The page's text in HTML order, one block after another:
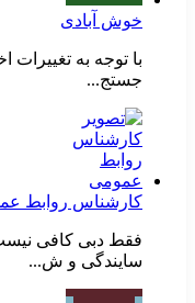
خوش آبادی
با توجه به
جستج...
کارشناس روابط
فقط دبی کافی
سایندگی و ش...